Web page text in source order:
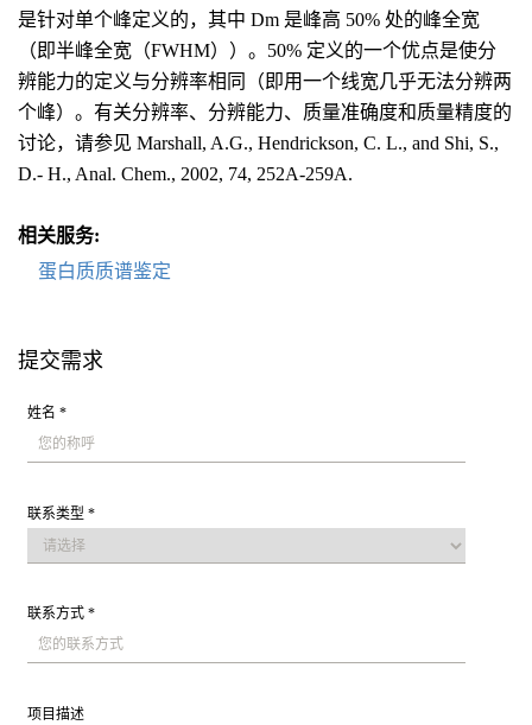
是针对单个峰定义的，其中 Dm 是峰高 50% 处的峰全宽
（即半峰全宽（FWHM））。50% 定义的一个优点是使分
辨能力的定义与分辨率相同（即用一个线宽几乎无法分辨两
个峰）。有关分辨率、分辨能力、质量准确度和质量精度的
讨论，请参见 Marshall, A.G., Hendrickson, C. L., and Shi, S.,
D.- H., Anal. Chem., 2002, 74, 252A-259A.
相关服务:
蛋白质质谱鉴定
提交需求
姓名 *
联系类型 *
联系方式 *
项目描述